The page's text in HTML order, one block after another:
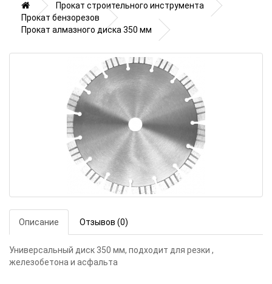
Прокат строительного инструмента
Прокат бензорезов
Прокат алмазного диска 350 мм
Описание Отзывов (0)
Универсальный диск 350 мм, подходит для резки ,
железобетона и асфальта